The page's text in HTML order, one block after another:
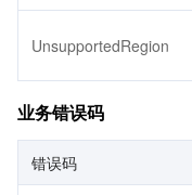
UnsupportedRegion
业务错误码
错误码